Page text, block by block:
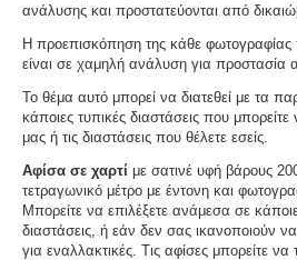
ανάλυσης και προστατεύονται από
Η προεπισκόπηση της κάθε
είναι σε χαμηλή ανάλυση για προστασία
Το θέμα αυτό μπορεί να διατεθεί με τα
κάποιες τυπικές διαστάσεις που
μας ή τις διαστάσεις που θέλετε εσείς.
Αφίσα σε χαρτί με σατινέ υφή βάρους
τετραγωνικό μέτρο με έντονη και
Μπορείτε να επιλέξετε ανάμεσα σε
διαστάσεις, ή εάν δεν σας ικανοποιούν
για εναλλακτικές. Τις αφίσες μπορείτε να